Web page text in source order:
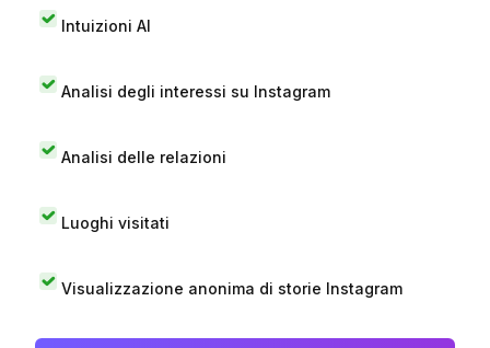
Intuizioni AI
Analisi degli interessi su Instagram
Analisi delle relazioni
Luoghi visitati
Visualizzazione anonima di storie Instagram